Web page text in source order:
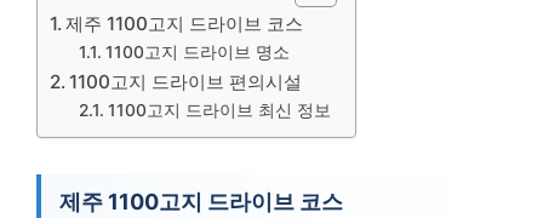
제주 1100고지 드라이브 코스
1100고지 드라이브 명소
1100고지 드라이브 편의시설
1100고지 드라이브 최신 정보
제주 1100고지 드라이브 코스